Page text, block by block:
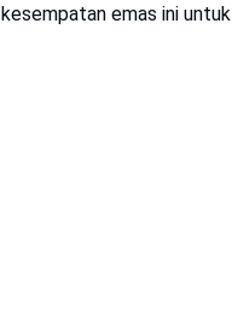
kesempatan emas ini